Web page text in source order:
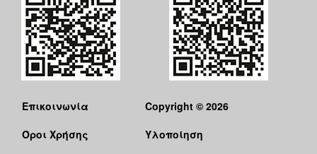
Επικοινωνία
Όροι Χρήσης
Copyright © 2026
Υλοποίηση